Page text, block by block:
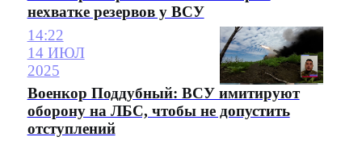
нехватке резервов у ВСУ
14:22
14 ИЮЛ
2025
Военкор Поддубный: ВСУ имитируют
оборону на ЛБС, чтобы не допустить
отступлений